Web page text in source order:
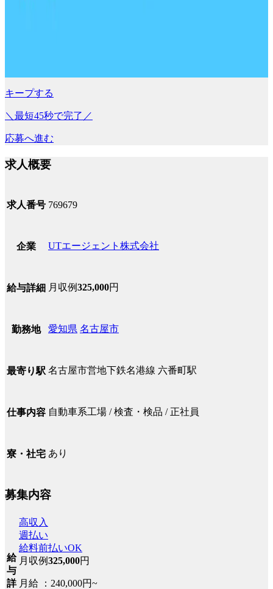
キープする
＼最短45秒で完了／
応募へ進む
求人概要
求人番号 769679
企業 UTエージェント株式会社
給与詳細 月収例325,000円
勤務地 愛知県 名古屋市
最寄り駅 名古屋市営地下鉄名港線 六番町駅
仕事内容 自動車系工場 / 検査・検品 / 正社員
寮・社宅 あり
募集内容
給
与
詳
高収入
週払い
給料前払いOK
月収例325,000円
月給 ：240,000円~